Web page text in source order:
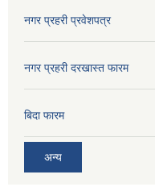
नगर प्रहरी प्रवेशपत्र
नगर प्रहरी दरखास्त फारम
बिदा फारम
अन्य